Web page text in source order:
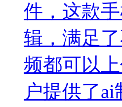
件，这款
辑，满足
频都可以
户提供了